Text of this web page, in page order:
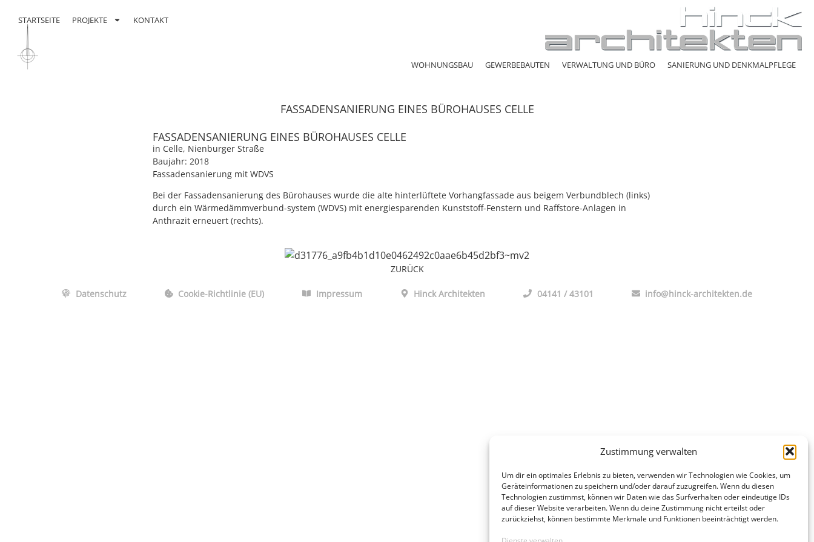
Zustimmung verwalten
Um dir ein optimales Erlebnis zu bieten, verwenden wir Technologien wie Cookies, um
Geräteinformationen zu speichern und/oder darauf zuzugreifen. Wenn du diesen
Technologien zustimmst, können wir Daten wie das Surfverhalten oder eindeutige IDs
auf dieser Website verarbeiten. Wenn du deine Zustimmung nicht erteilst oder
zurückziehst, können bestimmte Merkmale und Funktionen beeinträchtigt werden.
springen
STARTSEITE PROJEKTE KONTAKT
WOHNUNGSBAU GEWERBEBAUTEN VERWALTUNG UND BÜRO SANIERUNG UND DENKMALPFLEGE
FASSADENSANIERUNG EINES BÜROHAUSES CELLE
FASSADENSANIERUNG EINES BÜROHAUSES CELLE
in Celle, Nienburger Straße
Baujahr: 2018
Fassadensanierung mit WDVS
Bei der Fassadensanierung des Bürohauses wurde die alte hinterlüftete Vorhangfassade aus beigem Verbundblech (links)
durch ein Wärmedämmverbund-system (WDVS) mit energiesparenden Kunststoff-Fenstern und Raffstore-Anlagen in
Anthrazit erneuert (rechts).
ZURÜCK
Datenschutz Cookie-Richtlinie (EU) Impressum Hinck Architekten 04141 / 43101 info@hinck-architekten.de